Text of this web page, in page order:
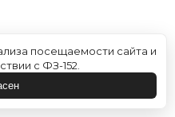
посещаемости сайта и
с ФЗ-152.